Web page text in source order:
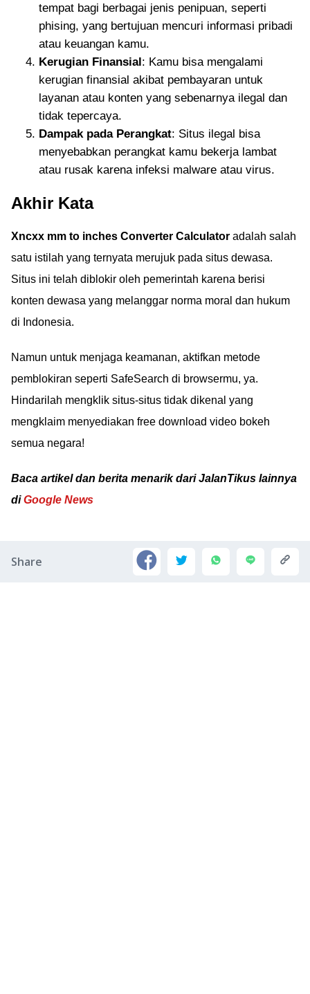
tempat bagi berbagai jenis penipuan, seperti
phising, yang bertujuan mencuri informasi pribadi
atau keuangan kamu.
Kerugian Finansial: Kamu bisa mengalami
kerugian finansial akibat pembayaran untuk
layanan atau konten yang sebenarnya ilegal dan
tidak tepercaya.
Dampak pada Perangkat: Situs ilegal bisa
menyebabkan perangkat kamu bekerja lambat
atau rusak karena infeksi malware atau virus.
Akhir Kata
Xncxx mm to inches Converter Calculator adalah salah
satu istilah yang ternyata merujuk pada situs dewasa.
Situs ini telah diblokir oleh pemerintah karena berisi
konten dewasa yang melanggar norma moral dan hukum
di Indonesia.
Namun untuk menjaga keamanan, aktifkan metode
pemblokiran seperti SafeSearch di browsermu, ya.
Hindarilah mengklik situs-situs tidak dikenal yang
mengklaim menyediakan free download video bokeh
semua negara!
Baca artikel dan berita menarik dari JalanTikus lainnya
diGoogle News
Share